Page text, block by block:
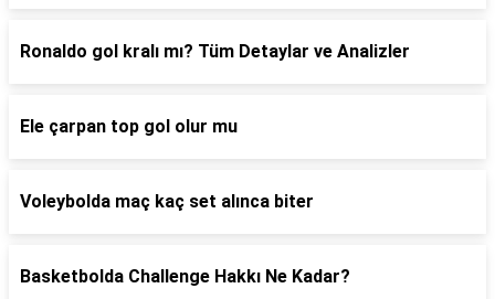
Ronaldo gol kralı mı? Tüm Detaylar ve Analizler
Ele çarpan top gol olur mu
Voleybolda maç kaç set alınca biter
Basketbolda Challenge Hakkı Ne Kadar?